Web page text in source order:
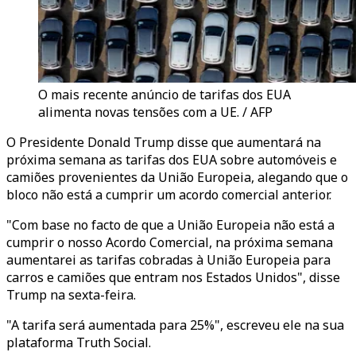
O mais recente anúncio de tarifas dos EUA
alimenta novas tensões com a UE. / AFP
O Presidente Donald Trump disse que aumentará na
próxima semana as tarifas dos EUA sobre automóveis e
camiões provenientes da União Europeia, alegando que o
bloco não está a cumprir um acordo comercial anterior.
"Com base no facto de que a União Europeia não está a
cumprir o nosso Acordo Comercial, na próxima semana
aumentarei as tarifas cobradas à União Europeia para
carros e camiões que entram nos Estados Unidos", disse
Trump na sexta-feira.
"A tarifa será aumentada para 25%", escreveu ele na sua
plataforma Truth Social.